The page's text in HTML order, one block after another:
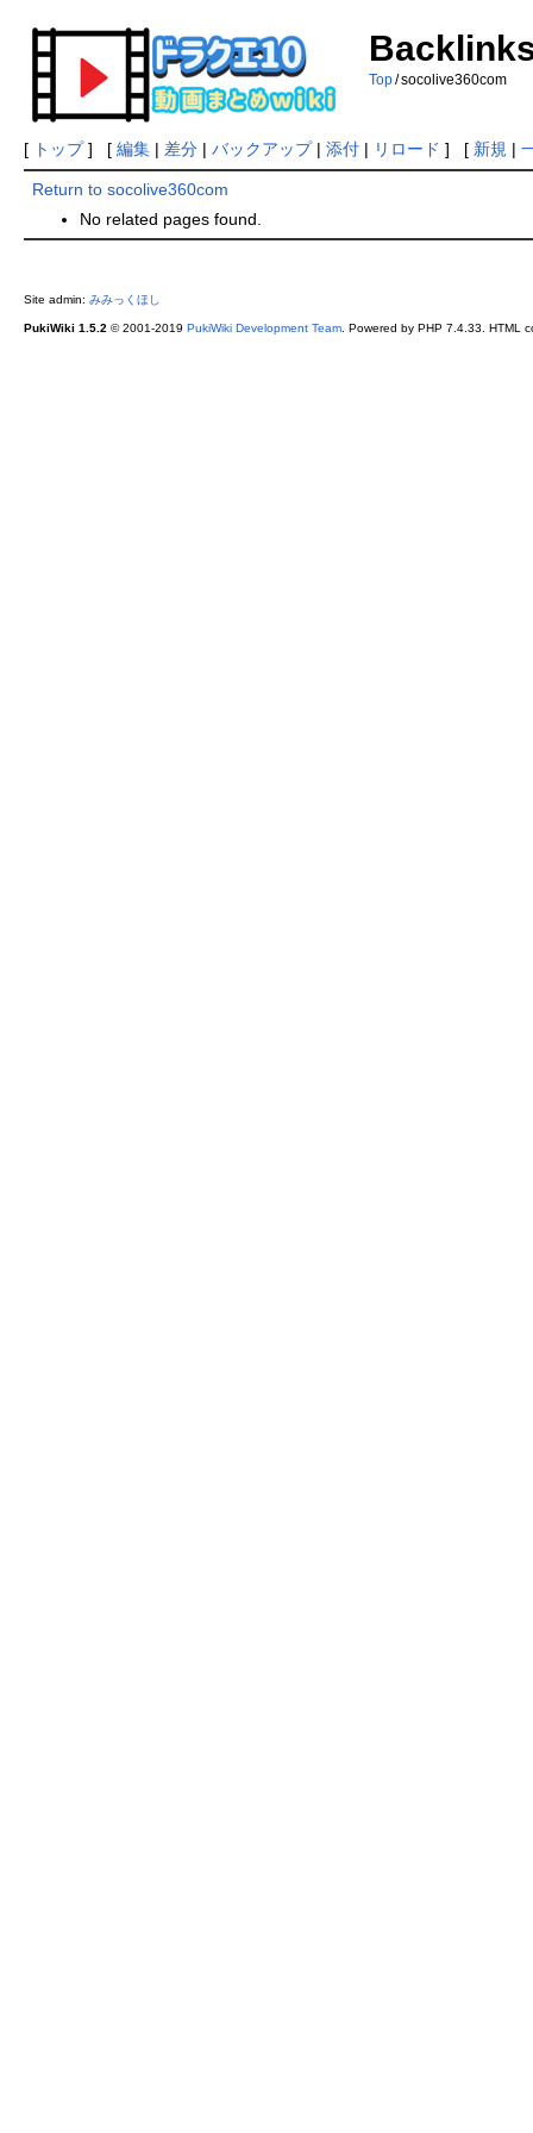
Top /socolive360com
[ トップ] [ 編集| 差分| バックアップ| 添付| リロード ] [ 新規 |
Return to socolive360com
No related pages found.
Site admin: みみっくほし
PukiWiki 1.5.2 © 2001-2019 PukiWiki Development Team. Powered by PHP 7.4.33. HTML